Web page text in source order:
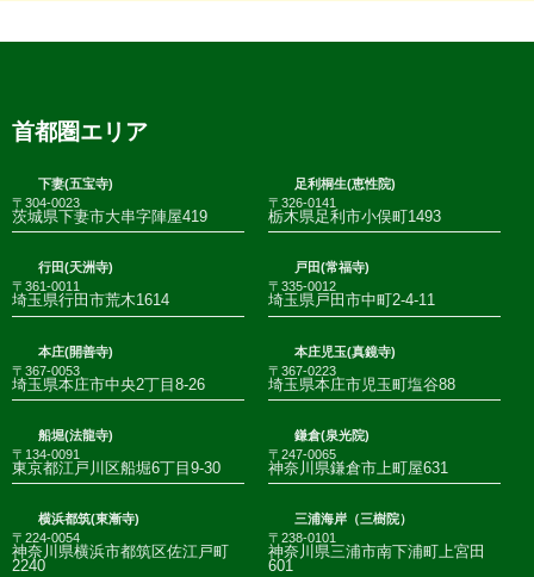
首都圏エリア
下妻(五宝寺)
〒304-0023
茨城県下妻市大串字陣屋419
足利桐生(恵性院)
〒326-0141
栃木県足利市小俣町1493
行田(天洲寺)
〒361-0011
埼玉県行田市荒木1614
戸田(常福寺)
〒335-0012
埼玉県戸田市中町2-4-11
本庄(開善寺)
〒367-0053
埼玉県本庄市中央2丁目8-26
本庄児玉(真鏡寺)
〒367-0223
埼玉県本庄市児玉町塩谷88
船堀(法龍寺)
〒134-0091
東京都江戸川区船堀6丁目9-30
鎌倉(泉光院)
〒247-0065
神奈川県鎌倉市上町屋631
横浜都筑(東漸寺)
〒224-0054
神奈川県横浜市都筑区佐江戸町
2240
三浦海岸（三樹院）
〒238-0101
神奈川県三浦市南下浦町上宮田
601